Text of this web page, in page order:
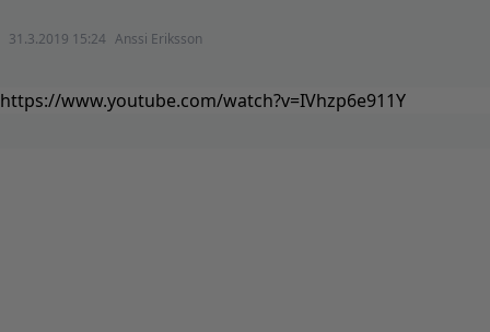
31.3.2019 15:24 Anssi Eriksson
https://www.youtube.com/watch?v=IVhzp6e911Y